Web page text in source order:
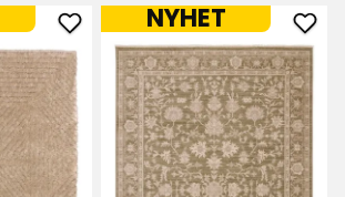
Legg
til
Teppe
Pella
i
favoritter
NYHET
til
i